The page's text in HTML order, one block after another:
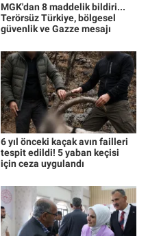
MGK'dan 8 maddelik bildiri...
Terörsüz Türkiye, bölgesel
güvenlik ve Gazze mesajı
6 yıl önceki kaçak avın failleri
tespit edildi! 5 yaban keçisi
için ceza uygulandı